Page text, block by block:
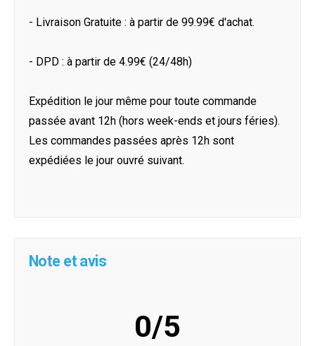
- Livraison Gratuite : à partir de 99.99€ d'achat.
- DPD : à partir de 4.99€ (24/48h)
Expédition le jour même pour toute commande
passée avant 12h (hors week-ends et jours féries).
Les commandes passées après 12h sont
expédiées le jour ouvré suivant.
Note et avis
0/5